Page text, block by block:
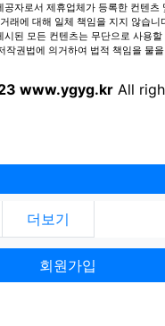
공자로서 제휴업체가 등록한 컨텐츠
래에 대해 일체 책임을 지지 않습니
시된 모든 컨텐츠는 무단으로 사용할
작권법에 의거하여 법적 책임을 물
www.ygyg.kr All
더보기
회원가입